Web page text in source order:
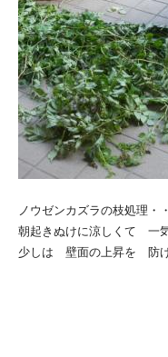
ノウゼンカズラの枝処理・・
朝起きぬけに涼しくて 一
少しは 壁面の上昇を 防げ